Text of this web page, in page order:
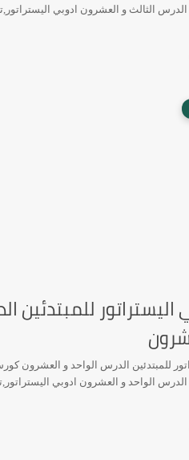
الدرس الثالث و العشرون ادوبي
للمبتدئين
للمبتدئين الدرس الواحد و العشرون
الدرس الواحد و العشرون ادوبي